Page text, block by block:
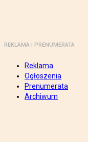
REKLAMA I PRENUMERATA
Reklama
Ogłoszenia
Prenumerata
Archiwum